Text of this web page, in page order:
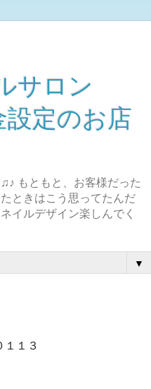
サロン
定のお店
もともと、お客様だった
ときはこう思ってたんだ
イルデザイン楽しんでく
▼
１１３